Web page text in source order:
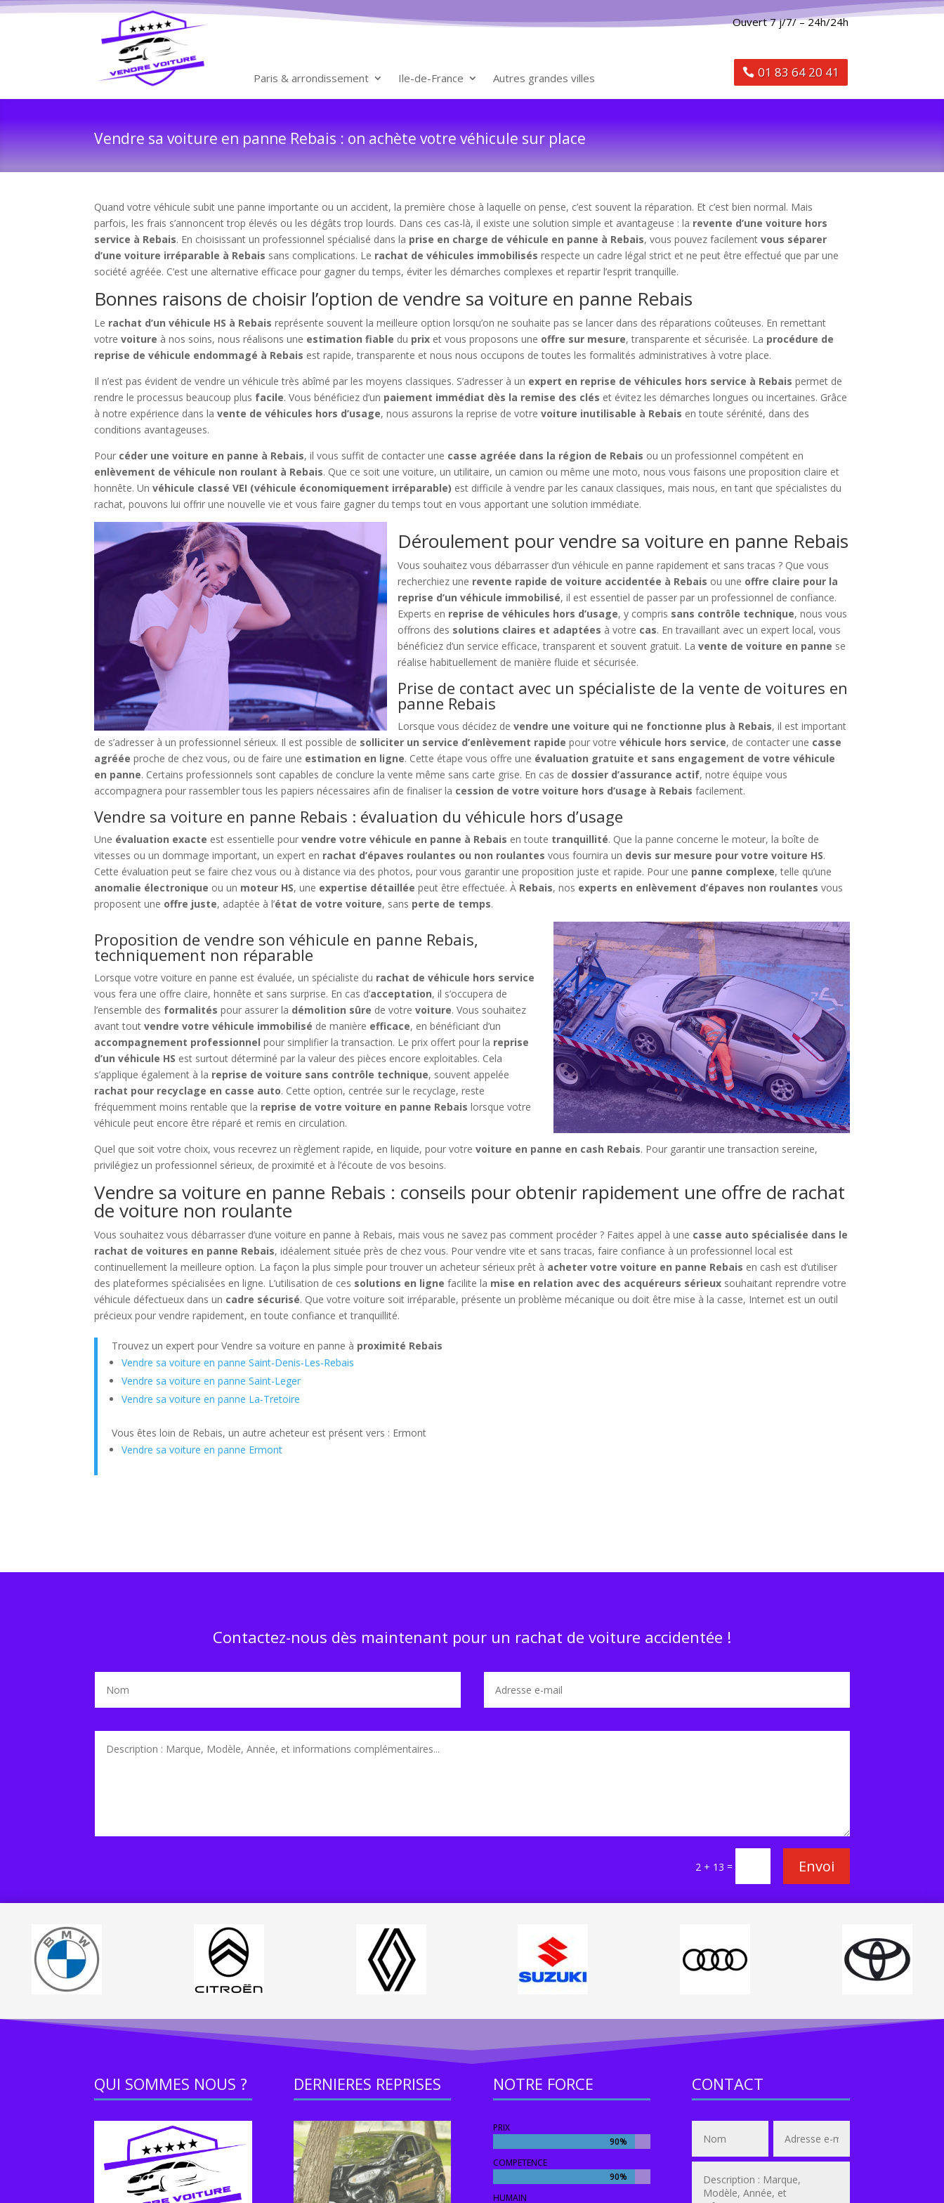
Paris & arrondissement Ile-de-France Autres grandes villes
Ouvert 7 j/7/ – 24h/24h
01 83 64 20 41
Vendre sa voiture en panne Rebais : on achète votre véhicule sur place
Quand votre véhicule subit une panne importante ou un accident, la première chose à laquelle on pense, c’est souvent la réparation. Et c’est bien normal. Mais
parfois, les frais s’annoncent trop élevés ou les dégâts trop lourds. Dans ces cas-là, il existe une solution simple et avantageuse : la revente d’une voiture hors
service à Rebais. En choisissant un professionnel spécialisé dans la prise en charge de véhicule en panne à Rebais, vous pouvez facilementvous séparer
d’une voiture irréparable à Rebais sans complications. Le rachat de véhicules immobilisés respecte un cadre légal strict et ne peut être effectué que par une
société agréée. C’est une alternative efficace pour gagner du temps, éviter les démarches complexes et repartir l’esprit tranquille.
Bonnes raisons de choisir l’option de vendre sa voiture en panne Rebais
Le rachat d’un véhicule HS à Rebais représente souvent la meilleure option lorsqu’on ne souhaite pas se lancer dans des réparations coûteuses. En remettant
votrevoiture à nos soins, nous réalisons une estimation fiable du prix et vous proposons une offre sur mesure, transparente et sécurisée. La procédure de
reprise de véhicule endommagé à Rebais est rapide, transparente et nous nous occupons de toutes les formalités administratives à votre place.
Il n’est pas évident de vendre un véhicule très abîmé par les moyens classiques. S’adresser à un expert en reprise de véhicules hors service à Rebais permet de
rendre le processus beaucoup plus facile. Vous bénéficiez d’un paiement immédiat dès la remise des clés et évitez les démarches longues ou incertaines. Grâce
à notre expérience dans lavente de véhicules hors d’usage, nous assurons la reprise de votrevoiture inutilisable à Rebais en toute sérénité, dans des
conditions avantageuses.
Pour céder une voiture en panne à Rebais, il vous suffit de contacter une casse agréée dans la région de Rebais ou un professionnel compétent en
enlèvement de véhicule non roulant à Rebais. Que ce soit une voiture, un utilitaire, un camion ou même une moto, nous vous faisons une proposition claire et
honnête. Unvéhicule classé VEI (véhicule économiquement irréparable) est difficile à vendre par les canaux classiques, mais nous, en tant que spécialistes du
rachat, pouvons lui offrir une nouvelle vie et vous faire gagner du temps tout en vous apportant une solution immédiate.
Déroulement pour vendre sa voiture en panne Rebais
Vous souhaitez vous débarrasser d’un véhicule en panne rapidement et sans tracas ? Que vous
recherchiez une revente rapide de voiture accidentée à Rebais ou une offre claire pour la
reprise d’un véhicule immobilisé, il est essentiel de passer par un professionnel de confiance.
Experts en reprise de véhicules hors d’usage, y compris sans contrôle technique, nous vous
offrons des solutions claires et adaptées à votre cas. En travaillant avec un expert local, vous
bénéficiez d’un service efficace, transparent et souvent gratuit. Lavente de voiture en panne se
réalise habituellement de manière fluide et sécurisée.
Prise de contact avec un spécialiste de la vente de voitures en
panne Rebais
Lorsque vous décidez devendre une voiture qui ne fonctionne plus à Rebais, il est important
de s’adresser à un professionnel sérieux. Il est possible de solliciter un service d’enlèvement rapide pour votrevéhicule hors service, de contacter une casse
agréée proche de chez vous, ou de faire une estimation en ligne. Cette étape vous offre une évaluation gratuite et sans engagement de votre véhicule
en panne. Certains professionnels sont capables de conclure la vente même sans carte grise. En cas de dossier d’assurance actif, notre équipe vous
accompagnera pour rassembler tous les papiers nécessaires afin de finaliser la cession de votre voiture hors d’usage à Rebais facilement.
Vendre sa voiture en panne Rebais : évaluation du véhicule hors d’usage
Une évaluation exacte est essentielle pourvendre votre véhicule en panne à Rebais en toute tranquillité. Que la panne concerne le moteur, la boîte de
vitesses ou un dommage important, un expert en rachat d’épaves roulantes ou non roulantes vous fournira un devis sur mesure pour votre voiture HS.
Cette évaluation peut se faire chez vous ou à distance via des photos, pour vous garantir une proposition juste et rapide. Pour une panne complexe, telle qu’une
anomalie électronique ou un moteur HS, une expertise détaillée peut être effectuée. À Rebais, nos experts en enlèvement d’épaves non roulantes vous
proposent une offre juste, adaptée à l’état de votre voiture, sans perte de temps.
Proposition de vendre son véhicule en panne Rebais,
techniquement non réparable
Lorsque votre voiture en panne est évaluée, un spécialiste du rachat de véhicule hors service
vous fera une offre claire, honnête et sans surprise. En cas d’acceptation, il s’occupera de
l’ensemble des formalités pour assurer la démolition sûre de votrevoiture. Vous souhaitez
avant toutvendre votre véhicule immobilisé de manière efficace, en bénéficiant d’un
accompagnement professionnel pour simplifier la transaction. Le prix offert pour la reprise
d’un véhicule HS est surtout déterminé par la valeur des pièces encore exploitables. Cela
s’applique également à la reprise de voiture sans contrôle technique, souvent appelée
rachat pour recyclage en casse auto. Cette option, centrée sur le recyclage, reste
fréquemment moins rentable que la reprise de votre voiture en panne Rebais lorsque votre
véhicule peut encore être réparé et remis en circulation.
Quel que soit votre choix, vous recevrez un règlement rapide, en liquide, pour votrevoiture en panne en cash Rebais. Pour garantir une transaction sereine,
privilégiez un professionnel sérieux, de proximité et à l’écoute de vos besoins.
Vendre sa voiture en panne Rebais : conseils pour obtenir rapidement une offre de rachat
de voiture non roulante
Vous souhaitez vous débarrasser d’une voiture en panne à Rebais, mais vous ne savez pas comment procéder ? Faites appel à une casse auto spécialisée dans le
rachat de voitures en panne Rebais, idéalement située près de chez vous. Pour vendre vite et sans tracas, faire confiance à un professionnel local est
continuellement la meilleure option. La façon la plus simple pour trouver un acheteur sérieux prêt à acheter votre voiture en panne Rebais en cash est d’utiliser
des plateformes spécialisées en ligne. L’utilisation de ces solutions en ligne facilite la mise en relation avec des acquéreurs sérieux souhaitant reprendre votre
véhicule défectueux dans un cadre sécurisé. Que votre voiture soit irréparable, présente un problème mécanique ou doit être mise à la casse, Internet est un outil
précieux pour vendre rapidement, en toute confiance et tranquillité.
Trouvez un expert pour Vendre sa voiture en panne à proximité Rebais
Vendre sa voiture en panne Saint-Denis-Les-Rebais
Vendre sa voiture en panne Saint-Leger
Vendre sa voiture en panne La-Tretoire
Vous êtes loin de Rebais, un autre acheteur est présent vers : Ermont
Vendre sa voiture en panne Ermont
Contactez-nous dès maintenant pour un rachat de voiture accidentée !
2 + 13 = Envoi
QUI SOMMES NOUS ? DERNIERES REPRISES NOTRE FORCE
PRIX
90%
90%
COMPETENCE
90%
90%
HUMAIN
CONTACT